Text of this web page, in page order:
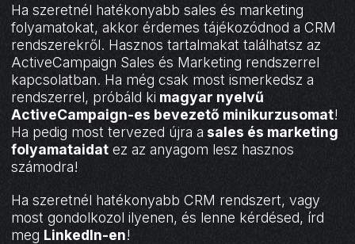
Ha szeretnél hatékonyabb sales és marketing
folyamatokat, akkor érdemes tájékozódnod a CRM
rendszerekről. Hasznos tartalmakat találhatsz az
ActiveCampaign Sales és Marketing rendszerrel
kapcsolatban. Ha még csak most ismerkedsz a
rendszerrel, próbáld ki magyar nyelvű
ActiveCampaign-es bevezető minikurzusomat!
Ha pedig most tervezed újra a sales és marketing
folyamataidat ez az anyagom lesz hasznos
számodra!
Ha szeretnél hatékonyabb CRM rendszert, vagy
most gondolkozol ilyenen, és lenne kérdésed, írd
meg LinkedIn-en!